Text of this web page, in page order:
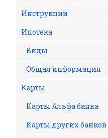
Инструкции
Ипотека
Виды
Общая информация
Карты
Карты Альфа банка
Карты других банков